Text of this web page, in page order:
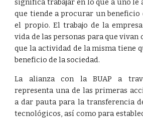
significa trabajar en lo que a uno le
que tiende a procurar un
el propio. El trabajo de la
vida de las personas para que
que la actividad de la misma tiene
beneficio de la sociedad.
La alianza con la BUAP a
representa una de las primeras
a dar pauta para la transferencia
tecnológicos, así como para